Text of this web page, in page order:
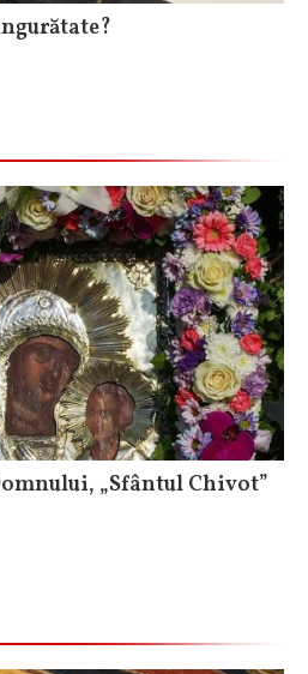
„Sfântul Chivot”